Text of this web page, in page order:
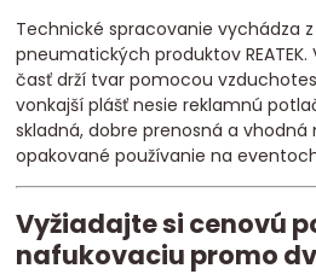
Technické spracovanie vychádza
pneumatických produktov
časť drží tvar pomocou
vonkajší plášť nesie reklamnú
skladná, dobre prenosná a vhodná
opakované používanie na
Vyžiadajte si cenovú
nafukovaciu promo